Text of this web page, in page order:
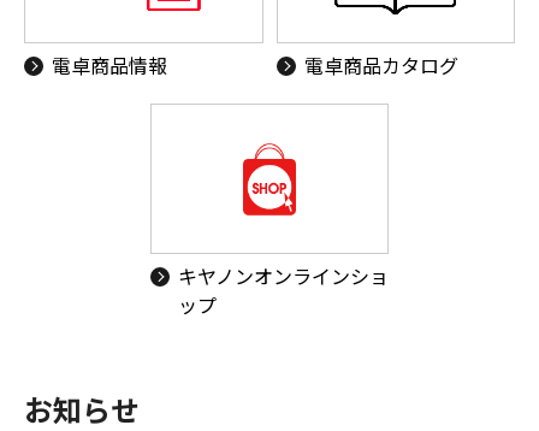
電卓商品情報 電卓商品カタログ
キヤノンオンラインショ
ップ
お知らせ